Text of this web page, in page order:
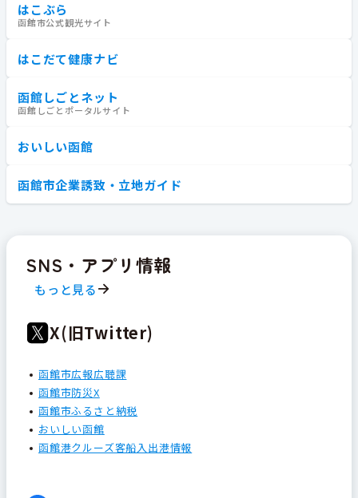
はこぶら
函館市公式観光サイト
はこだて健康ナビ
函館しごとネット
函館しごとポータルサイト
おいしい函館
函館市企業誘致・立地ガイド
SNS・アプリ情報
もっと見る
X(旧Twitter)
函館市広報広聴課
函館市防災X
函館市ふるさと納税
おいしい函館
函館港クルーズ客船入出港情報